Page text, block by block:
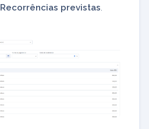
Recorrências previstas.